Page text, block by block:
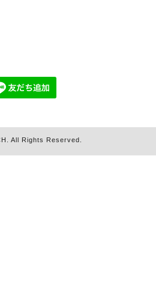
. All Rights Reserved.